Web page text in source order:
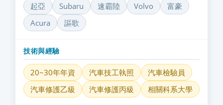
起亞
Subaru 速霸陸 Volvo
富豪
Acura
謳歌
技術與經驗
20~30年年資 汽車技工執照
汽車檢驗員
汽車修護乙級
汽車修護丙級 相關科系大學